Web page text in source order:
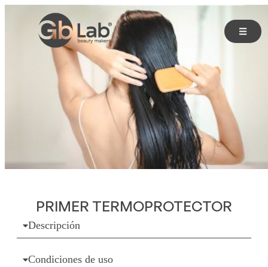
PRIMER TERMOPROTECTOR
Descripción
Condiciones de uso